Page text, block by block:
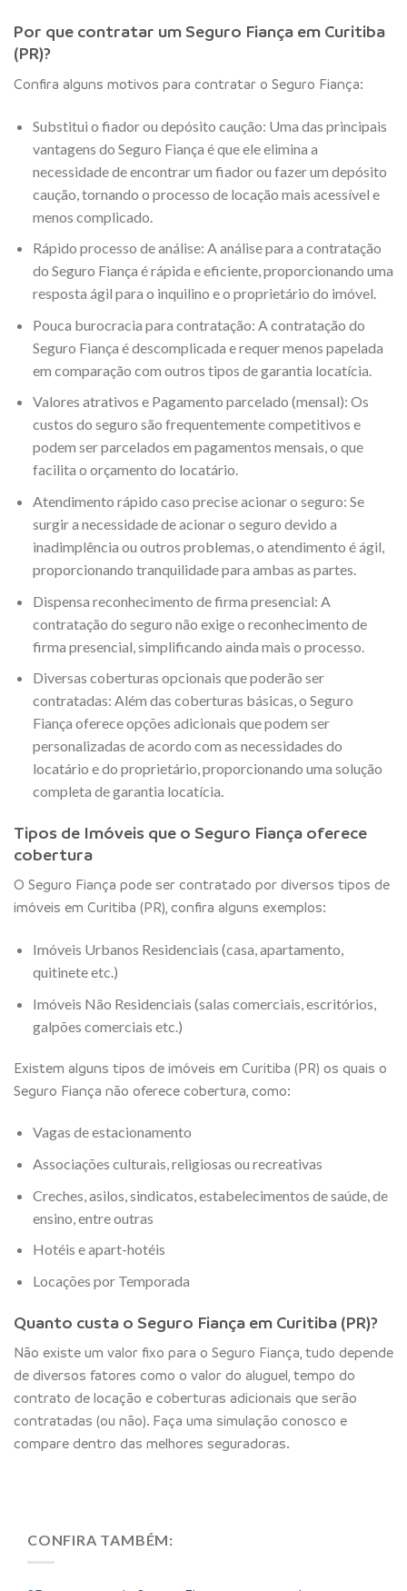
Por que contratar um Seguro Fiança em Curitiba
(PR)?
Confira alguns motivos para contratar o Seguro Fiança:
Substitui o fiador ou depósito caução: Uma das principais
vantagens do Seguro Fiança é que ele elimina a
necessidade de encontrar um fiador ou fazer um depósito
caução, tornando o processo de locação mais acessível e
menos complicado.
Rápido processo de análise: A análise para a contratação
do Seguro Fiança é rápida e eficiente, proporcionando uma
resposta ágil para o inquilino e o proprietário do imóvel.
Pouca burocracia para contratação: A contratação do
Seguro Fiança é descomplicada e requer menos papelada
em comparação com outros tipos de garantia locatícia.
Valores atrativos e Pagamento parcelado (mensal): Os
custos do seguro são frequentemente competitivos e
podem ser parcelados em pagamentos mensais, o que
facilita o orçamento do locatário.
Atendimento rápido caso precise acionar o seguro: Se
surgir a necessidade de acionar o seguro devido a
inadimplência ou outros problemas, o atendimento é ágil,
proporcionando tranquilidade para ambas as partes.
Dispensa reconhecimento de firma presencial: A
contratação do seguro não exige o reconhecimento de
firma presencial, simplificando ainda mais o processo.
Diversas coberturas opcionais que poderão ser
contratadas: Além das coberturas básicas, o Seguro
Fiança oferece opções adicionais que podem ser
personalizadas de acordo com as necessidades do
locatário e do proprietário, proporcionando uma solução
completa de garantia locatícia.
Tipos de Imóveis que o Seguro Fiança oferece
cobertura
O Seguro Fiança pode ser contratado por diversos tipos de
imóveis em Curitiba (PR), confira alguns exemplos:
Imóveis Urbanos Residenciais (casa, apartamento,
quitinete etc.)
Imóveis Não Residenciais (salas comerciais, escritórios,
galpões comerciais etc.)
Existem alguns tipos de imóveis em Curitiba (PR) os quais o
Seguro Fiança não oferece cobertura, como:
Vagas de estacionamento
Associações culturais, religiosas ou recreativas
Creches, asilos, sindicatos, estabelecimentos de saúde, de
ensino, entre outras
Hotéis e apart-hotéis
Locações por Temporada
Quanto custa o Seguro Fiança em Curitiba (PR)?
Não existe um valor fixo para o Seguro Fiança, tudo depende
de diversos fatores como o valor do aluguel, tempo do
contrato de locação e coberturas adicionais que serão
contratadas (ou não). Faça uma simulação conosco e
compare dentro das melhores seguradoras.
CONFIRA TAMBÉM: